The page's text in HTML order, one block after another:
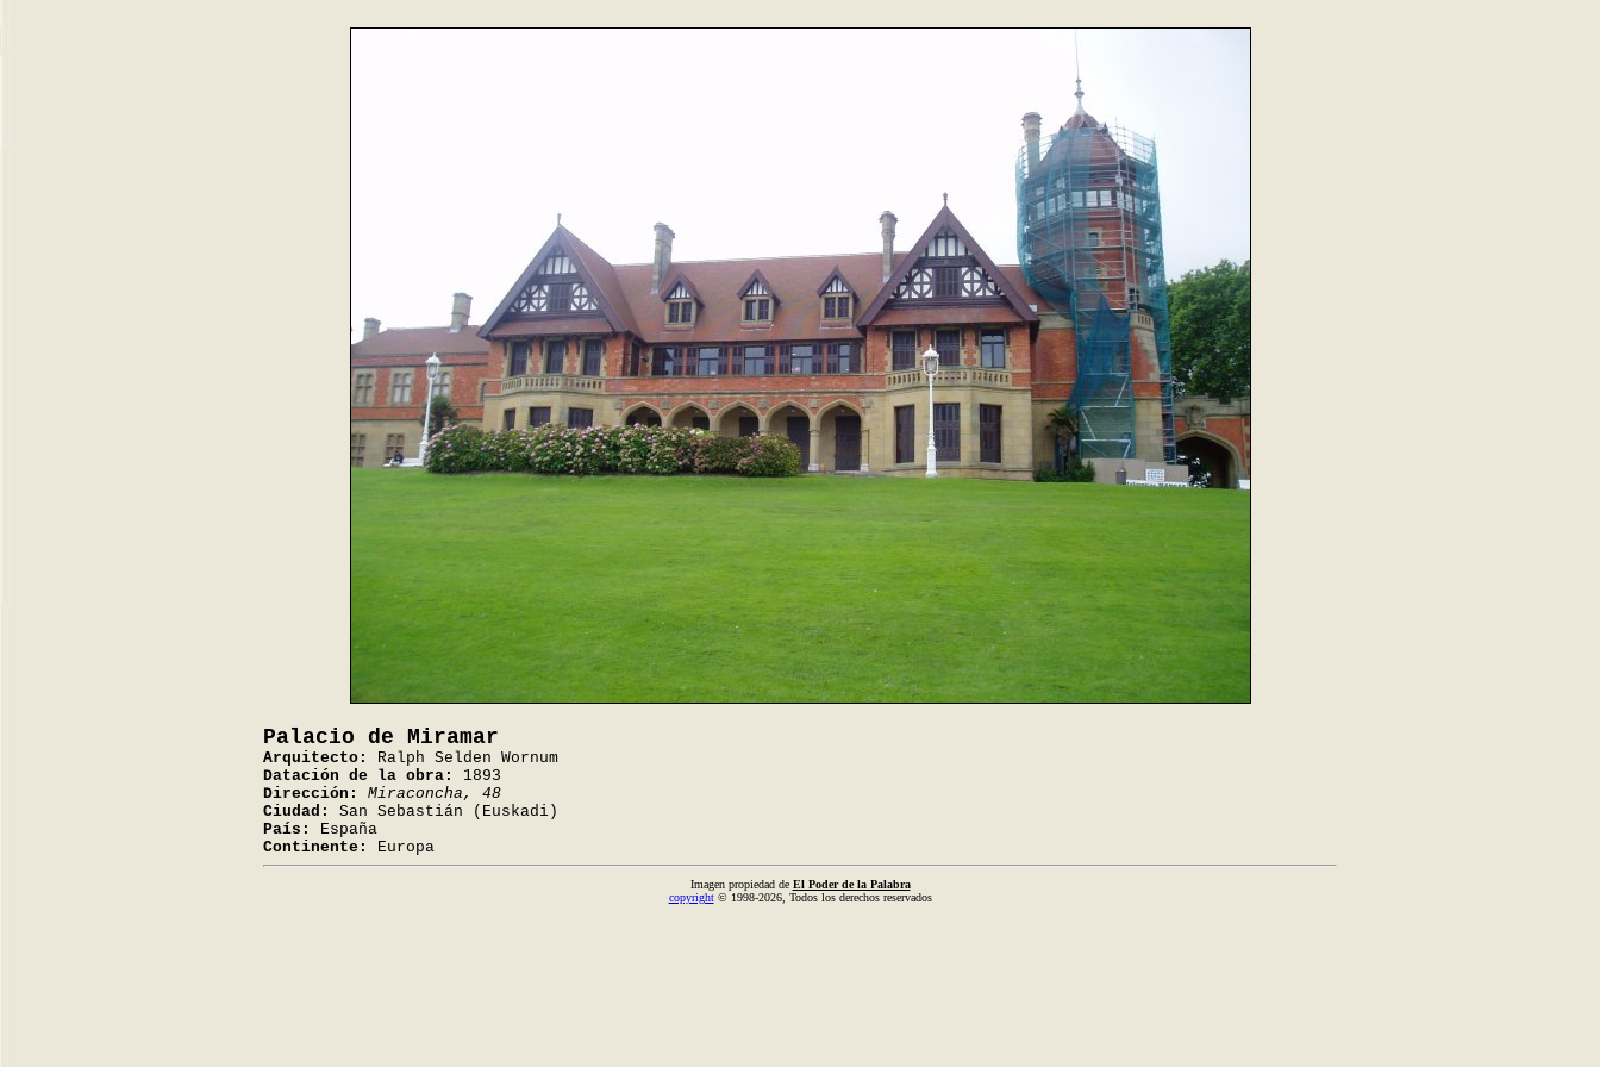
Palacio de Miramar
Arquitecto:
Ralph Selden Wornum
Datación de la obra:
1893
Dirección:
Miraconcha, 48
Ciudad:
San Sebastián (Euskadi)
País:
España
Continente:
Europa
Imagen propiedad de El Poder de la Palabra
copyright© 1998-2026, Todos los derechos reservados